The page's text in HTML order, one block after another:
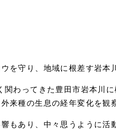
を守り、地域に根差す岩本
関わってきた豊田市岩本川
来種の生息の経年変化を観
もあり、中々思うように